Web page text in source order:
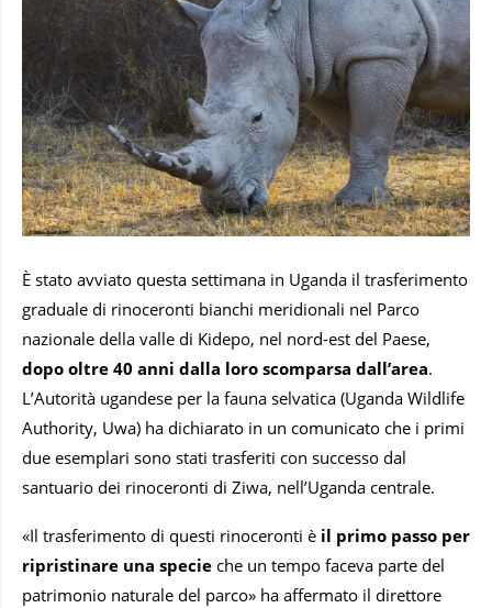
È stato avviato questa settimana in Uganda il trasferimento
graduale di rinoceronti bianchi meridionali nel Parco
nazionale della valle di Kidepo, nel nord-est del Paese,
dopo oltre 40 anni dalla loro scomparsa dall’area.
L’Autorità ugandese per la fauna selvatica (Uganda Wildlife
Authority, Uwa) ha dichiarato in un comunicato che i primi
due esemplari sono stati trasferiti con successo dal
santuario dei rinoceronti di Ziwa, nell’Uganda centrale.
«Il trasferimento di questi rinoceronti è il primo passo per
ripristinare una specie che un tempo faceva parte del
patrimonio naturale del parco» ha affermato il direttore